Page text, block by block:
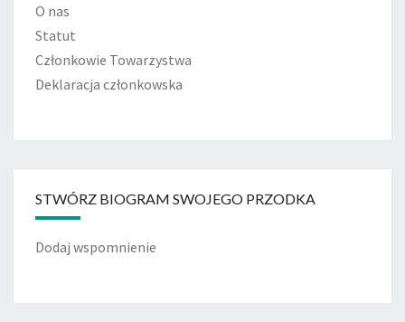
O nas
Statut
Członkowie Towarzystwa
Deklaracja członkowska
STWÓRZ BIOGRAM SWOJEGO PRZODKA
Dodaj wspomnienie